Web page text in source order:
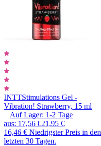
INTTStimulations Gel -
Vibration! Strawberry, 15 ml
Auf Lager: 1-2 Tage
aus: 17,56 €21,95 €
16,46 € Niedrigster Preis in den
letzten 30 Tagen.